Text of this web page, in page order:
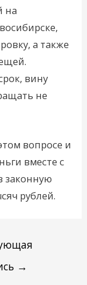
на
а также
вину
не
вопросе и
вместе с
законную
рублей.
→